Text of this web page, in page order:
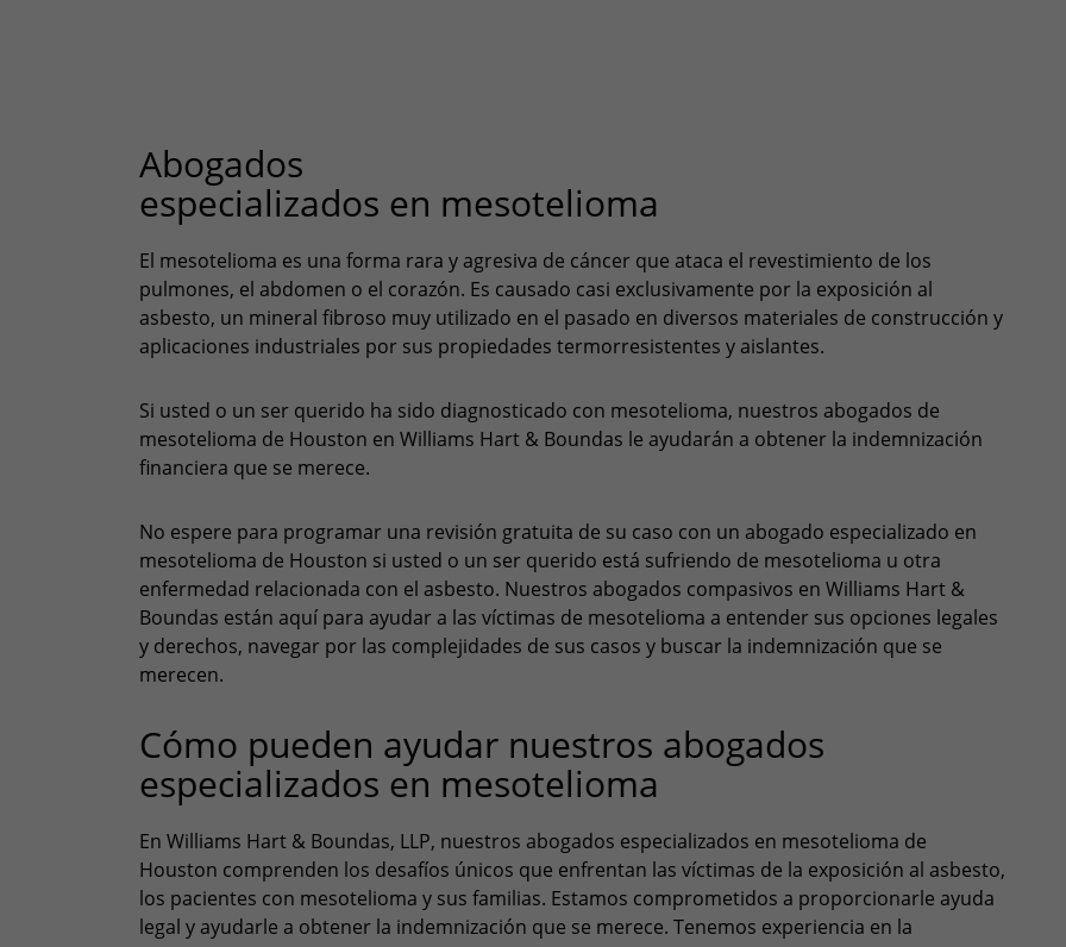
Abogados
especializados en mesotelioma
El mesotelioma es una forma rara y agresiva de cáncer que ataca el revestimiento de los
pulmones, el abdomen o el corazón. Es causado casi exclusivamente por la exposición al
asbesto, un mineral fibroso muy utilizado en el pasado en diversos materiales de construcción y
aplicaciones industriales por sus propiedades termorresistentes y aislantes.
Si usted o un ser querido ha sido diagnosticado con mesotelioma, nuestros abogados de
mesotelioma de Houston en Williams Hart & Boundas le ayudarán a obtener la indemnización
financiera que se merece.
No espere para programar una revisión gratuita de su caso con un abogado especializado en
mesotelioma de Houston si usted o un ser querido está sufriendo de mesotelioma u otra
enfermedad relacionada con el asbesto. Nuestros abogados compasivos en Williams Hart &
Boundas están aquí para ayudar a las víctimas de mesotelioma a entender sus opciones legales
y derechos, navegar por las complejidades de sus casos y buscar la indemnización que se
merecen.
Cómo pueden ayudar nuestros abogados
especializados en mesotelioma
En Williams Hart & Boundas, LLP, nuestros abogados especializados en mesotelioma de
Houston comprenden los desafíos únicos que enfrentan las víctimas de la exposición al asbesto,
los pacientes con mesotelioma y sus familias. Estamos comprometidos a proporcionarle ayuda
legal y ayudarle a obtener la indemnización que se merece. Tenemos experiencia en la